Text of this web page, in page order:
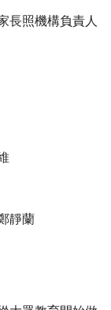
照機構負責人
靜蘭